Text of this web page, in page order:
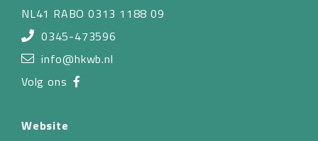
NL41 RABO 0313 1188 09
0345-473596
info@hkwb.nl
Volg ons
Website